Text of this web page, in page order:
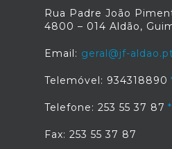
Rua Padre João
4800 – 014 Aldão,
Email: geral@jf-
Telemóvel: 934318890
Telefone: 253 55 37 87
Fax: 253 55 37 87